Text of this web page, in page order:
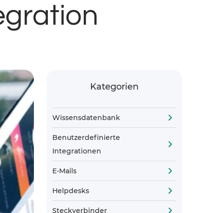
Kategorien
Wissensdatenbank
Benutzerdefinierte
Integrationen
E-Mails
Helpdesks
Steckverbinder